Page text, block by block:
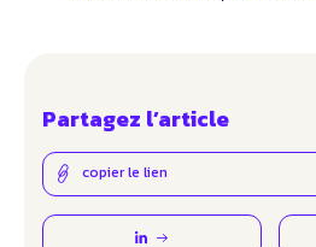
Partagez l’article
copier le lien